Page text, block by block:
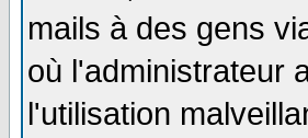
mails à des gens
où l'administrateur
l'utilisation